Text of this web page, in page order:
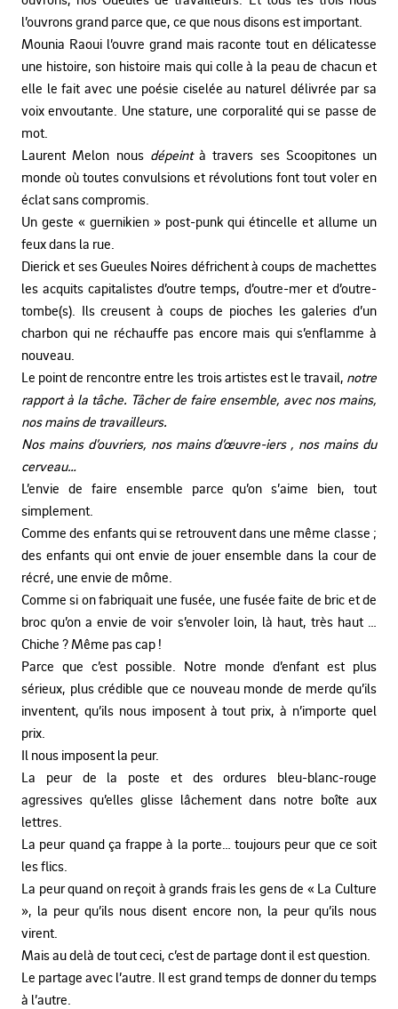
l’ouvrons grand parce que, ce que nous disons est important.
Mounia Raoui l’ouvre grand mais raconte tout en délicatesse
une histoire, son histoire mais qui colle à la peau de chacun et
elle le fait avec une poésie ciselée au naturel délivrée par sa
voix envoutante. Une stature, une corporalité qui se passe de
mot.
Laurent Melon nous dépeintà travers ses Scoopitones un
monde où toutes convulsions et révolutions font tout voler en
éclat sans compromis.
Un geste « guernikien » post-punk qui étincelle et allume un
feux dans la rue.
Dierick et ses Gueules Noires défrichent à coups de machettes
les acquits capitalistes d’outre temps, d’outre-mer et d’outre-
tombe(s). Ils creusent à coups de pioches les galeries d’un
charbon qui ne réchauffe pas encore mais qui s’enflamme à
nouveau.
Le point de rencontre entre les trois artistes est le travail, notre
rapport à la tâche. Tâcher de faire ensemble, avec nos mains,
nos mains de travailleurs.
Nos mains d’ouvriers, nos mains d’œuvre-iers , nos mains du
cerveau…
L’envie de faire ensemble parce qu’on s’aime bien, tout
simplement.
Comme des enfants qui se retrouvent dans une même classe ;
des enfants qui ont envie de jouer ensemble dans la cour de
récré, une envie de môme.
Comme si on fabriquait une fusée, une fusée faite de bric et de
broc qu’on a envie de voir s’envoler loin, là haut, très haut …
Chiche ? Même pas cap !
Parce que c’est possible. Notre monde d’enfant est plus
sérieux, plus crédible que ce nouveau monde de merde qu’ils
inventent, qu’ils nous imposent à tout prix, à n’importe quel
prix.
Il nous imposent la peur.
La peur de la poste et des ordures bleu-blanc-rouge
agressives qu’elles glisse lâchement dans notre boîte aux
lettres.
La peur quand ça frappe à la porte… toujours peur que ce soit
les flics.
La peur quand on reçoit à grands frais les gens de « La Culture
», la peur qu’ils nous disent encore non, la peur qu’ils nous
virent.
Mais au delà de tout ceci, c’est de partage dont il est question.
Le partage avec l’autre. Il est grand temps de donner du temps
à l’autre.